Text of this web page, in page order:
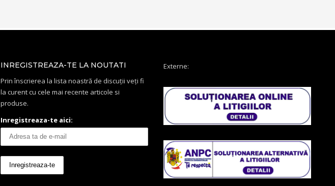
INREGISTREAZA-TE LA NOUTATI
Prin înscrierea la lista noastră de discuții veți fi
la curent cu cele mai recente articole si
produse.
Inregistreaza-te aici:
Externe: